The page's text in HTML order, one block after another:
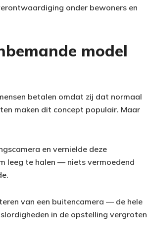
onder bewoners en
model
betalen omdat zij dat normaal
maken dit concept populair. Maar
en vernielde deze
leeg te halen — niets vermoedend
van een buitencamera — de hele
in de opstelling vergroten